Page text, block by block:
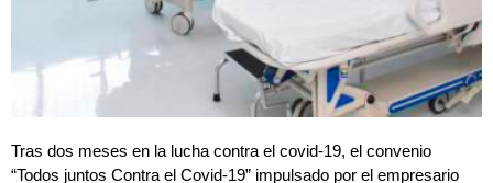
Tras dos meses en la lucha contra el covid-19, el convenio
“Todos juntos Contra el Covid-19” impulsado por el empresario